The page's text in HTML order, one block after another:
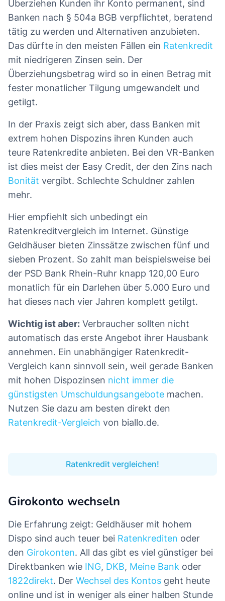
Überziehen Kunden ihr Konto permanent, sind
Banken nach § 504a BGB verpflichtet, beratend
tätig zu werden und Alternativen anzubieten.
Das dürfte in den meisten Fällen ein Ratenkredit
mit niedrigeren Zinsen sein. Der
Überziehungsbetrag wird so in einen Betrag mit
fester monatlicher Tilgung umgewandelt und
getilgt.
In der Praxis zeigt sich aber, dass Banken mit
extrem hohen Dispozins ihren Kunden auch
teure Ratenkredite anbieten. Bei den VR-Banken
ist dies meist der Easy Credit, der den Zins nach
Bonität vergibt. Schlechte Schuldner zahlen
mehr.
Hier empfiehlt sich unbedingt ein
Ratenkreditvergleich im Internet. Günstige
Geldhäuser bieten Zinssätze zwischen fünf und
sieben Prozent. So zahlt man beispielsweise bei
der PSD Bank Rhein-Ruhr knapp 120,00 Euro
monatlich für ein Darlehen über 5.000 Euro und
hat dieses nach vier Jahren komplett getilgt.
Wichtig ist aber: Verbraucher sollten nicht
automatisch das erste Angebot ihrer Hausbank
annehmen. Ein unabhängiger Ratenkredit-
Vergleich kann sinnvoll sein, weil gerade Banken
mit hohen Dispozinsen nicht immer die
günstigsten Umschuldungsangebote machen.
Nutzen Sie dazu am besten direkt den
Ratenkredit-Vergleich von biallo.de.
Ratenkredit vergleichen!
Girokonto wechseln
Die Erfahrung zeigt: Geldhäuser mit hohem
Dispo sind auch teuer bei Ratenkrediten oder
den Girokonten. All das gibt es viel günstiger bei
Direktbanken wie ING, DKB, Meine Bank oder
1822direkt. Der Wechsel des Kontos geht heute
online und ist in weniger als einer halben Stunde